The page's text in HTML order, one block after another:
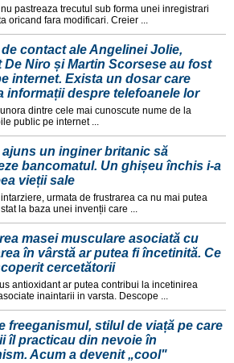
pastreaza trecutul sub forma unei inregistrari
oricand fara modificari. Creier ...
contact ale Angelinei Jolie,
De Niro și Martin Scorsese au fost
internet. Exista un dosar care
informații despre telefoanele lor
dintre cele mai cunoscute nume de la
public pe internet ...
ajuns un inginer britanic să
bancomatul. Un ghișeu închis i-a
vieții sale
urmata de frustrarea ca nu mai putea
la baza unei invenții care ...
masei musculare asociată cu
în vârstă ar putea fi încetinită. Ce
cercetătorii
antioxidant ar putea contribui la incetinirea
inaintarii in varsta. Descope ...
freeganismul, stilul de viață pe care
îl practicau din nevoie în
Acum a devenit „cool"